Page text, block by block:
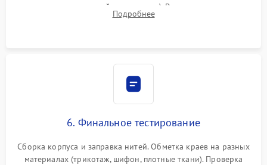
зазоров до сотых долей миллиметра). Регулировка прижима
ножей, ширины обметки и хода дифференциального
Подробнее
6. Финальное тестирование
Сборка корпуса и заправка нитей. Обметка краев на разных
материалах (трикотаж, шифон, плотные ткани). Проверка